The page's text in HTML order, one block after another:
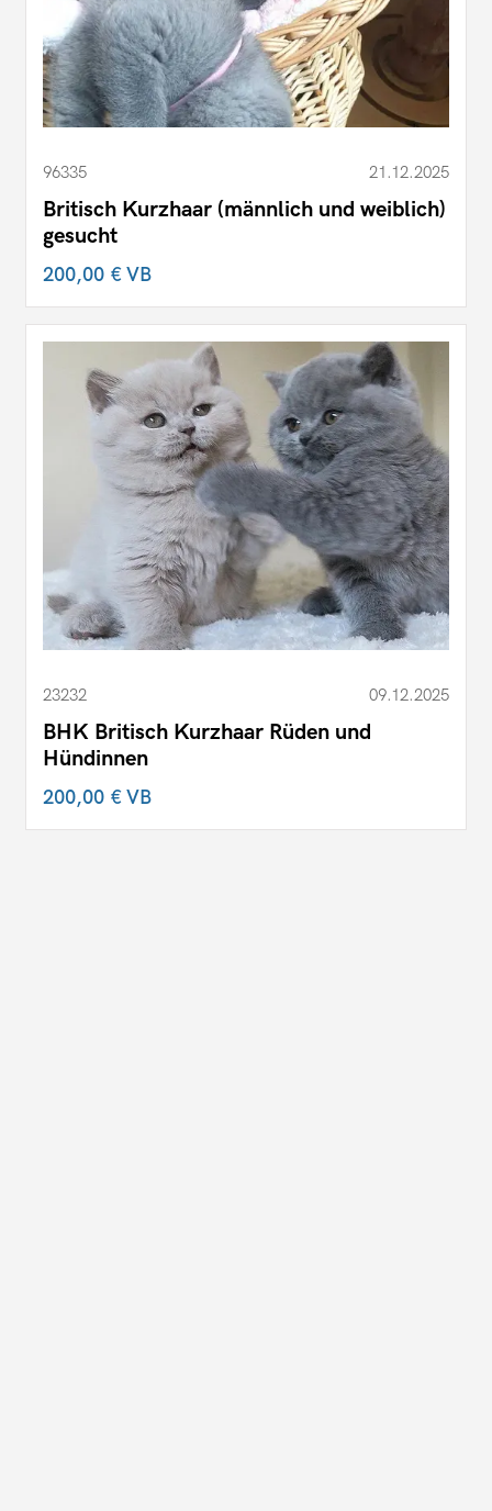
96335 21.12.2025
Britisch Kurzhaar (männlich und weiblich)
gesucht
200,00 €VB
23232 09.12.2025
BHK Britisch Kurzhaar Rüden und
Hündinnen
200,00 €VB